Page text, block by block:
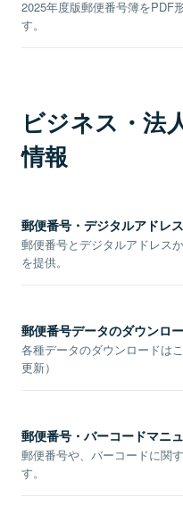
2025年度版郵便番号簿をPDF
す。
ビジネス・法
情報
郵便番号・デジタルアドレ
郵便番号とデジタルアドレス
を提供。
郵便番号データのダウンロ
各種データのダウンロードは
更新）
郵便番号・バーコードマニ
郵便番号や、バーコードに関
す。